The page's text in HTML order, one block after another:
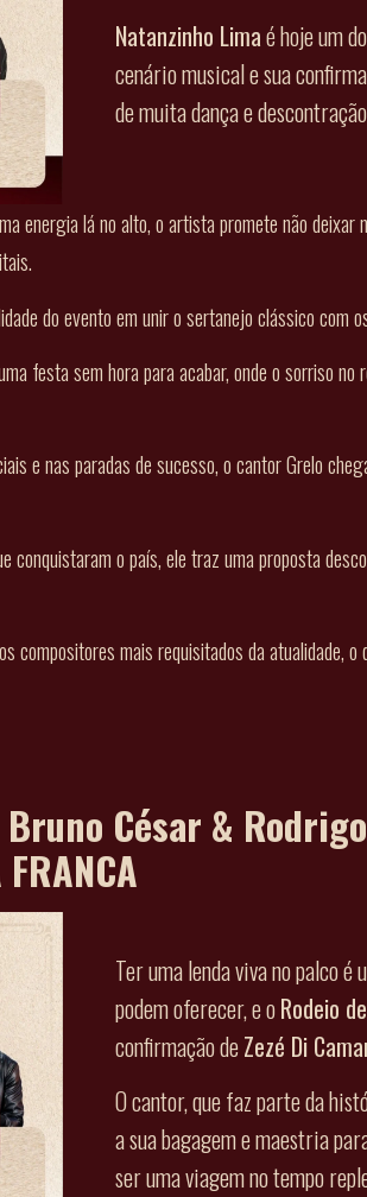
Natanzinho Limaé hoje um
cenário musical e sua
de muita dança e
energia lá no alto, o artista promete não deixar
do evento em unir o sertanejo clássico com
festa sem hora para acabar, onde o sorriso
e nas paradas de sucesso, o cantor Grelo
conquistaram o país, ele traz uma proposta
compositores mais requisitados da atualidade,
Bruno César &
Ter uma lenda viva no palco
podem oferecer, e oRodeio
confirmação deZezé Di
O cantor, que faz parte da
a sua bagagem e maestria
ser uma viagem no tempo